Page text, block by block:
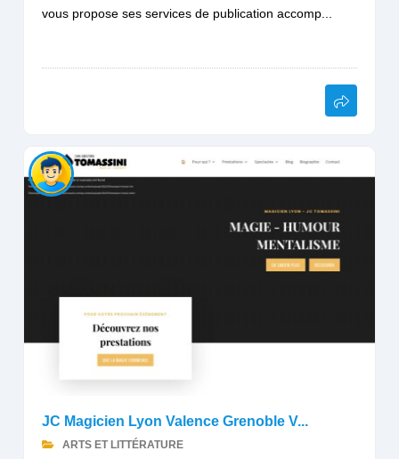
vous propose ses services de publication accomp...
JC Magicien Lyon Valence Grenoble V...
ARTS ET LITTÉRATURE